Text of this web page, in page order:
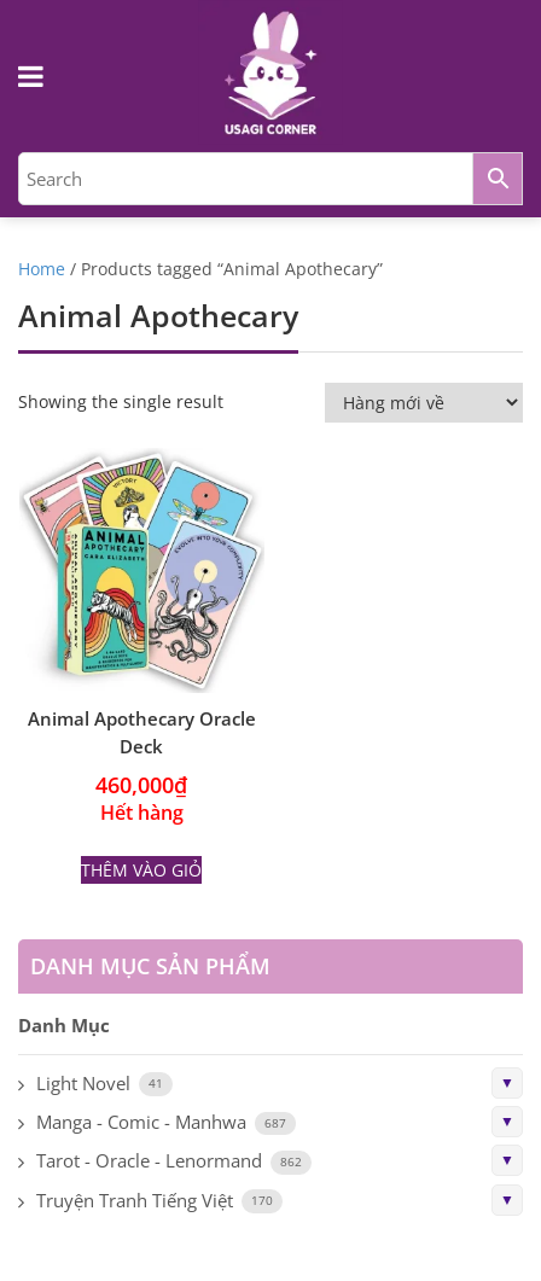
Home / Products tagged “Animal Apothecary”
Animal Apothecary
Showing the single result
Animal Apothecary Oracle
Deck
460,000₫
Hết hàng
THÊM VÀO GIỎ
DANH MỤC SẢN PHẨM
Danh Mục
▼
Light Novel 41
▼
Manga - Comic - Manhwa 687
▼
Tarot - Oracle - Lenormand 862
▼
Truyện Tranh Tiếng Việt 170